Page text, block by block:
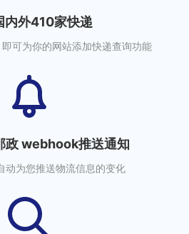
内外410家快递
可为你的网站添加快递查询功能
政 webhook推送通知
动为您推送物流信息的变化